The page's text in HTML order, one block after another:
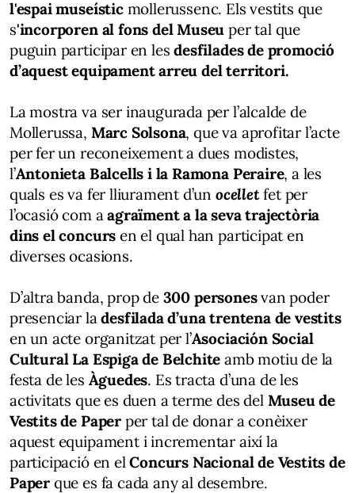
l'espai museísticmollerussenc. Els vestits que
s'incorporen al fons del Museu per tal que
puguin participar en lesdesfilades de promoció
d’aquest equipament arreu del territori.
La mostra va ser inaugurada per l’alcalde de
Mollerussa, Marc Solsona, que va aprofitar l’acte
per fer un reconeixement a dues modistes,
l’Antonieta Balcells i la Ramona Peraire, a les
quals es va fer lliurament d’un ocelletfet per
l’ocasió com a agraïment a la seva trajectòria
dins el concurs en el qual han participat en
diverses ocasions.
D’altra banda, prop de 300 personesvan poder
presenciar ladesfilada d’una trentena de vestits
en un acte organitzat per l’Asociación Social
Cultural La Espiga de Belchite amb motiu de la
festa de les Àguedes. Es tracta d’una de les
activitats que es duen a terme des del Museu de
Vestits de Paperper tal de donar a conèixer
aquest equipament i incrementar així la
participació en elConcurs Nacional de Vestits de
Paper que es fa cada any al desembre.